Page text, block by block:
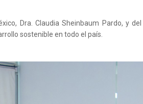
Dra. Claudia Sheinbaum Pardo, y del
sostenible en todo el país.